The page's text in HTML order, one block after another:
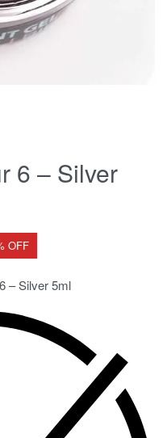
6 – Silver
OFF
– Silver 5ml